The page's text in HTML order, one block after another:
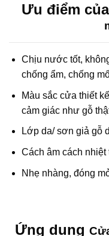
Ưu điểm của
Chịu nước tốt,
chống ẩm, chống
Màu sắc cửa thiết
cảm giác như gỗ
Lớp da/ sơn giả gỗ
Cách âm cách nhiệt
Nhẹ nhàng, đóng
Ứng dụng